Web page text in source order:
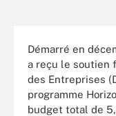
Démarré en
a reçu le soutien
des Entreprises
programme
budget total de